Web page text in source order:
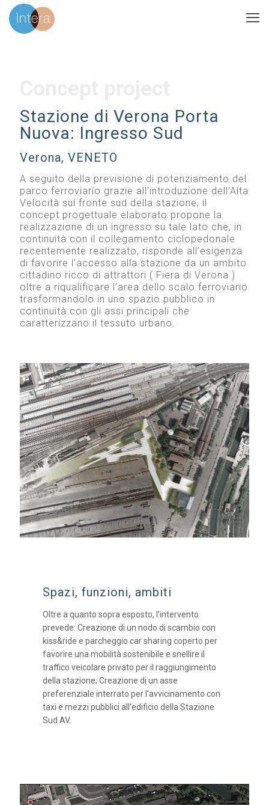
Stazione di Verona Porta
Nuova: Ingresso Sud
Verona, VENETO
A seguito della previsione di potenziamento del
parco ferroviario grazie all’introduzione dell’Alta
Velocità sul fronte sud della stazione, il
concept progettuale elaborato propone la
realizzazione di un ingresso su tale lato che, in
continuità con il collegamento ciclopedonale
recentemente realizzato, risponde all’esigenza
di favorire l’accesso alla stazione da un ambito
cittadino ricco di attrattori ( Fiera di Verona )
oltre a riqualificare l’area dello scalo ferroviario
trasformandolo in uno spazio pubblico in
continuità con gli assi principali che
caratterizzano il tessuto urbano.
Spazi, funzioni, ambiti
Oltre a quanto sopra esposto, l’intervento
prevede: Creazione di un nodo di scambio con
kiss&ride e parcheggio car sharing coperto per
favorire una mobilità sostenibile e snellire il
traffico veicolare privato per il raggiungimento
della stazione; Creazione di un asse
preferenziale interrato per l’avvicinamento con
taxi e mezzi pubblici all’edificio della Stazione
Sud AV.